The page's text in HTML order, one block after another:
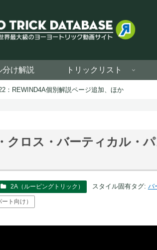
分け解説 トリックリスト
：REWIND4A個別解説ページ追加、ほか
クロス・バーティカル・
2A（ルーピングトリック） スタイル固有タグ: バ
ト向け）